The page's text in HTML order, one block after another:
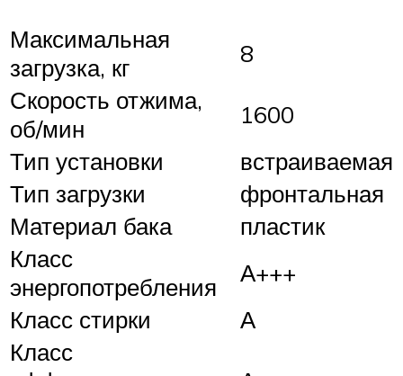
Максимальная
загрузка, кг
8
Скорость отжима,
об/мин
1600
Тип установки
встраиваемая
Тип загрузки
фронтальная
Материал бака
пластик
Класс
энергопотребления
А+++
Класс стирки
А
Класс